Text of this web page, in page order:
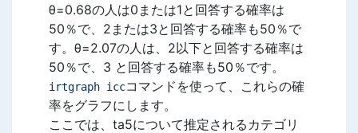
θ=0.68の人は0または1と回答する確率は
50％で、2または3と回答する確率も50％で
す。θ=2.07の人は、2以下と回答する確率は
50％で、3 と回答する確率も50％です。
irtgraph iccコマンドを使って、これらの確
率をグラフにします。
ここでは、ta5について推定されるカテゴリ